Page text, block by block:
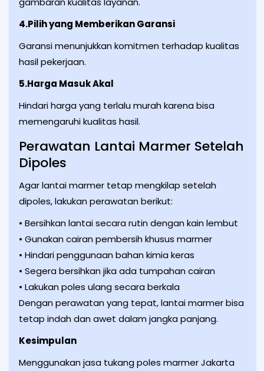
4.Pilih yang Memberikan Garansi
Garansi menunjukkan komitmen terhadap kualitas
hasil pekerjaan.
5.Harga Masuk Akal
Hindari harga yang terlalu murah karena bisa
memengaruhi kualitas hasil.
Perawatan Lantai Marmer Setelah
Dipoles
Agar lantai marmer tetap mengkilap setelah
dipoles, lakukan perawatan berikut:
• Bersihkan lantai secara rutin dengan kain lembut
• Gunakan cairan pembersih khusus marmer
• Hindari penggunaan bahan kimia keras
• Segera bersihkan jika ada tumpahan cairan
• Lakukan poles ulang secara berkala
Dengan perawatan yang tepat, lantai marmer bisa
tetap indah dan awet dalam jangka panjang.
Kesimpulan
Menggunakan jasa tukang poles marmer Jakarta